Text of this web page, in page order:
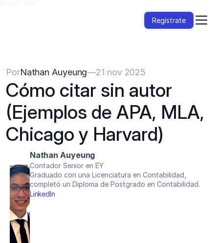
Regístrate
PorNathan Auyeung—21 nov 2025
Cómo citar sin autor
(Ejemplos de APA, MLA,
Chicago y Harvard)
Nathan Auyeung
Contador Senior en EY
Graduado con una Licenciatura en Contabilidad,
completó un Diploma de Postgrado en Contabilidad.
LinkedIn